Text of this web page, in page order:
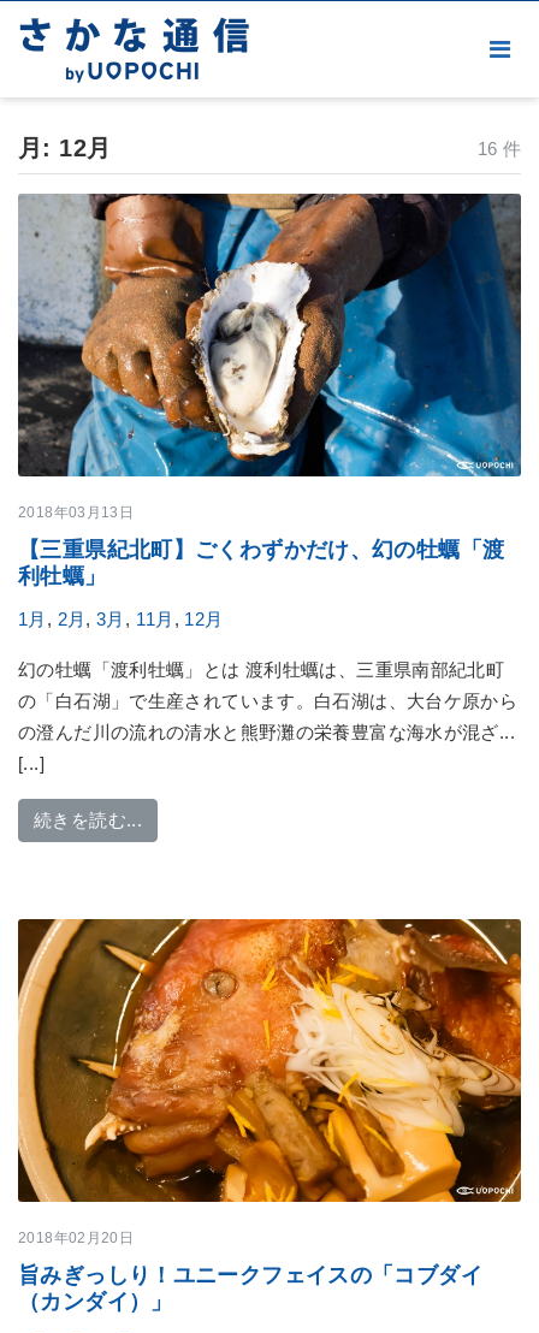
16 件
月: 12月
2018年03月13日
【三重県紀北町】ごくわずかだけ、幻の牡蠣「渡
利牡蠣」
1月 , 2月 , 3月 , 11月 , 12月
幻の牡蠣「渡利牡蠣」とは 渡利牡蠣は、三重県南部紀北町
の「白石湖」で生産されています。白石湖は、大台ケ原から
の澄んだ川の流れの清水と熊野灘の栄養豊富な海水が混ざ...
[...]
続きを読む...
2018年02月20日
旨みぎっしり！ユニークフェイスの「コブダイ
（カンダイ）」